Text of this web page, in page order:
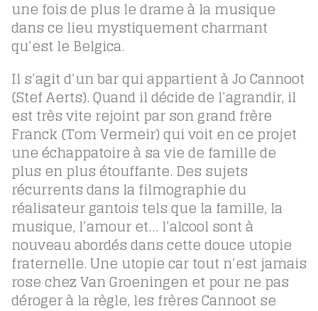
une fois de plus le drame à la musique
dans ce lieu mystiquement charmant
qu’est le Belgica.
Il s’agit d’un bar qui appartient à Jo Cannoot
(Stef Aerts). Quand il décide de l’agrandir, il
est très vite rejoint par son grand frère
Franck (Tom Vermeir) qui voit en ce projet
une échappatoire à sa vie de famille de
plus en plus étouffante. Des sujets
récurrents dans la filmographie du
réalisateur gantois tels que la famille, la
musique, l’amour et… l’alcool sont à
nouveau abordés dans cette douce utopie
fraternelle. Une utopie car tout n’est jamais
rose chez Van Groeningen et pour ne pas
déroger à la règle, les frères Cannoot se